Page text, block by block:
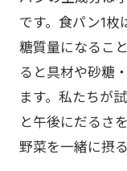
です。食パン1枚
糖質量になるこ
ると具材や砂糖
ます。私たちが
と午後にだるさ
野菜を一緒に摂